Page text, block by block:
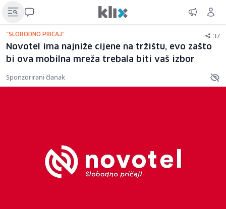
"SLOBODNO PRIČAJ" 37
Novotel ima najniže cijene na tržištu, evo zašto
bi ova mobilna mreža trebala biti vaš izbor
Sponzorirani članak